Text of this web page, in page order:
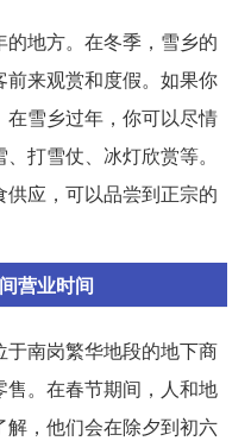
地方。在冬季，雪乡的
来观赏和度假。如果你
雪乡过年，你可以尽情
打雪仗、冰灯欣赏等。
应，可以品尝到正宗的
营业时间
南岗繁华地段的地下商
。在春节期间，人和地
，他们会在除夕到初六